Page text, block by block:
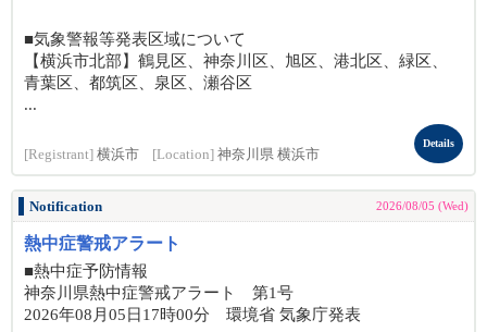
■気象警報等発表区域について
【横浜市北部】鶴見区、神奈川区、旭区、港北区、緑区、
青葉区、都筑区、泉区、瀬谷区
...
[Registrant] 横浜市 [Location] 神奈川県 横浜市
Details
Notification 2026/08/05 (Wed)
熱中症警戒アラート
■熱中症予防情報
神奈川県熱中症警戒アラート 第1号
2026年08月05日17時00分 環境省 気象庁発表